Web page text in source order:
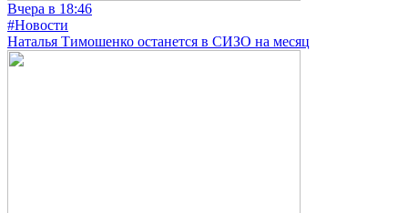
Вчера в 18:46
#Новости
Наталья Тимошенко останется в СИЗО на месяц